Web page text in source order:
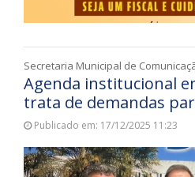
Secretaria Municipal de
Agenda institucional
trata de demandas
Publicado em: 17/12/2025 11:23